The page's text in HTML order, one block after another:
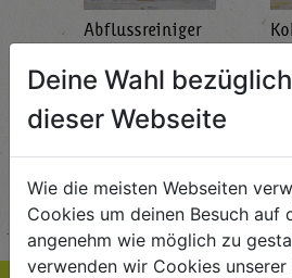
STK
Abflussreiniger
1L
AlmaWin
€ 5,99
€ 5,99 / STK
EINKAUFSLISTE
Deine Wahl
dieser Webseite
Wie die meisten Webseiten
Cookies um deinen Besuch auf
angenehm wie möglich zu
verwenden wir Cookies